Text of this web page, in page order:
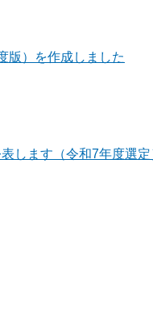
版）を作成しました
します（令和7年度選定